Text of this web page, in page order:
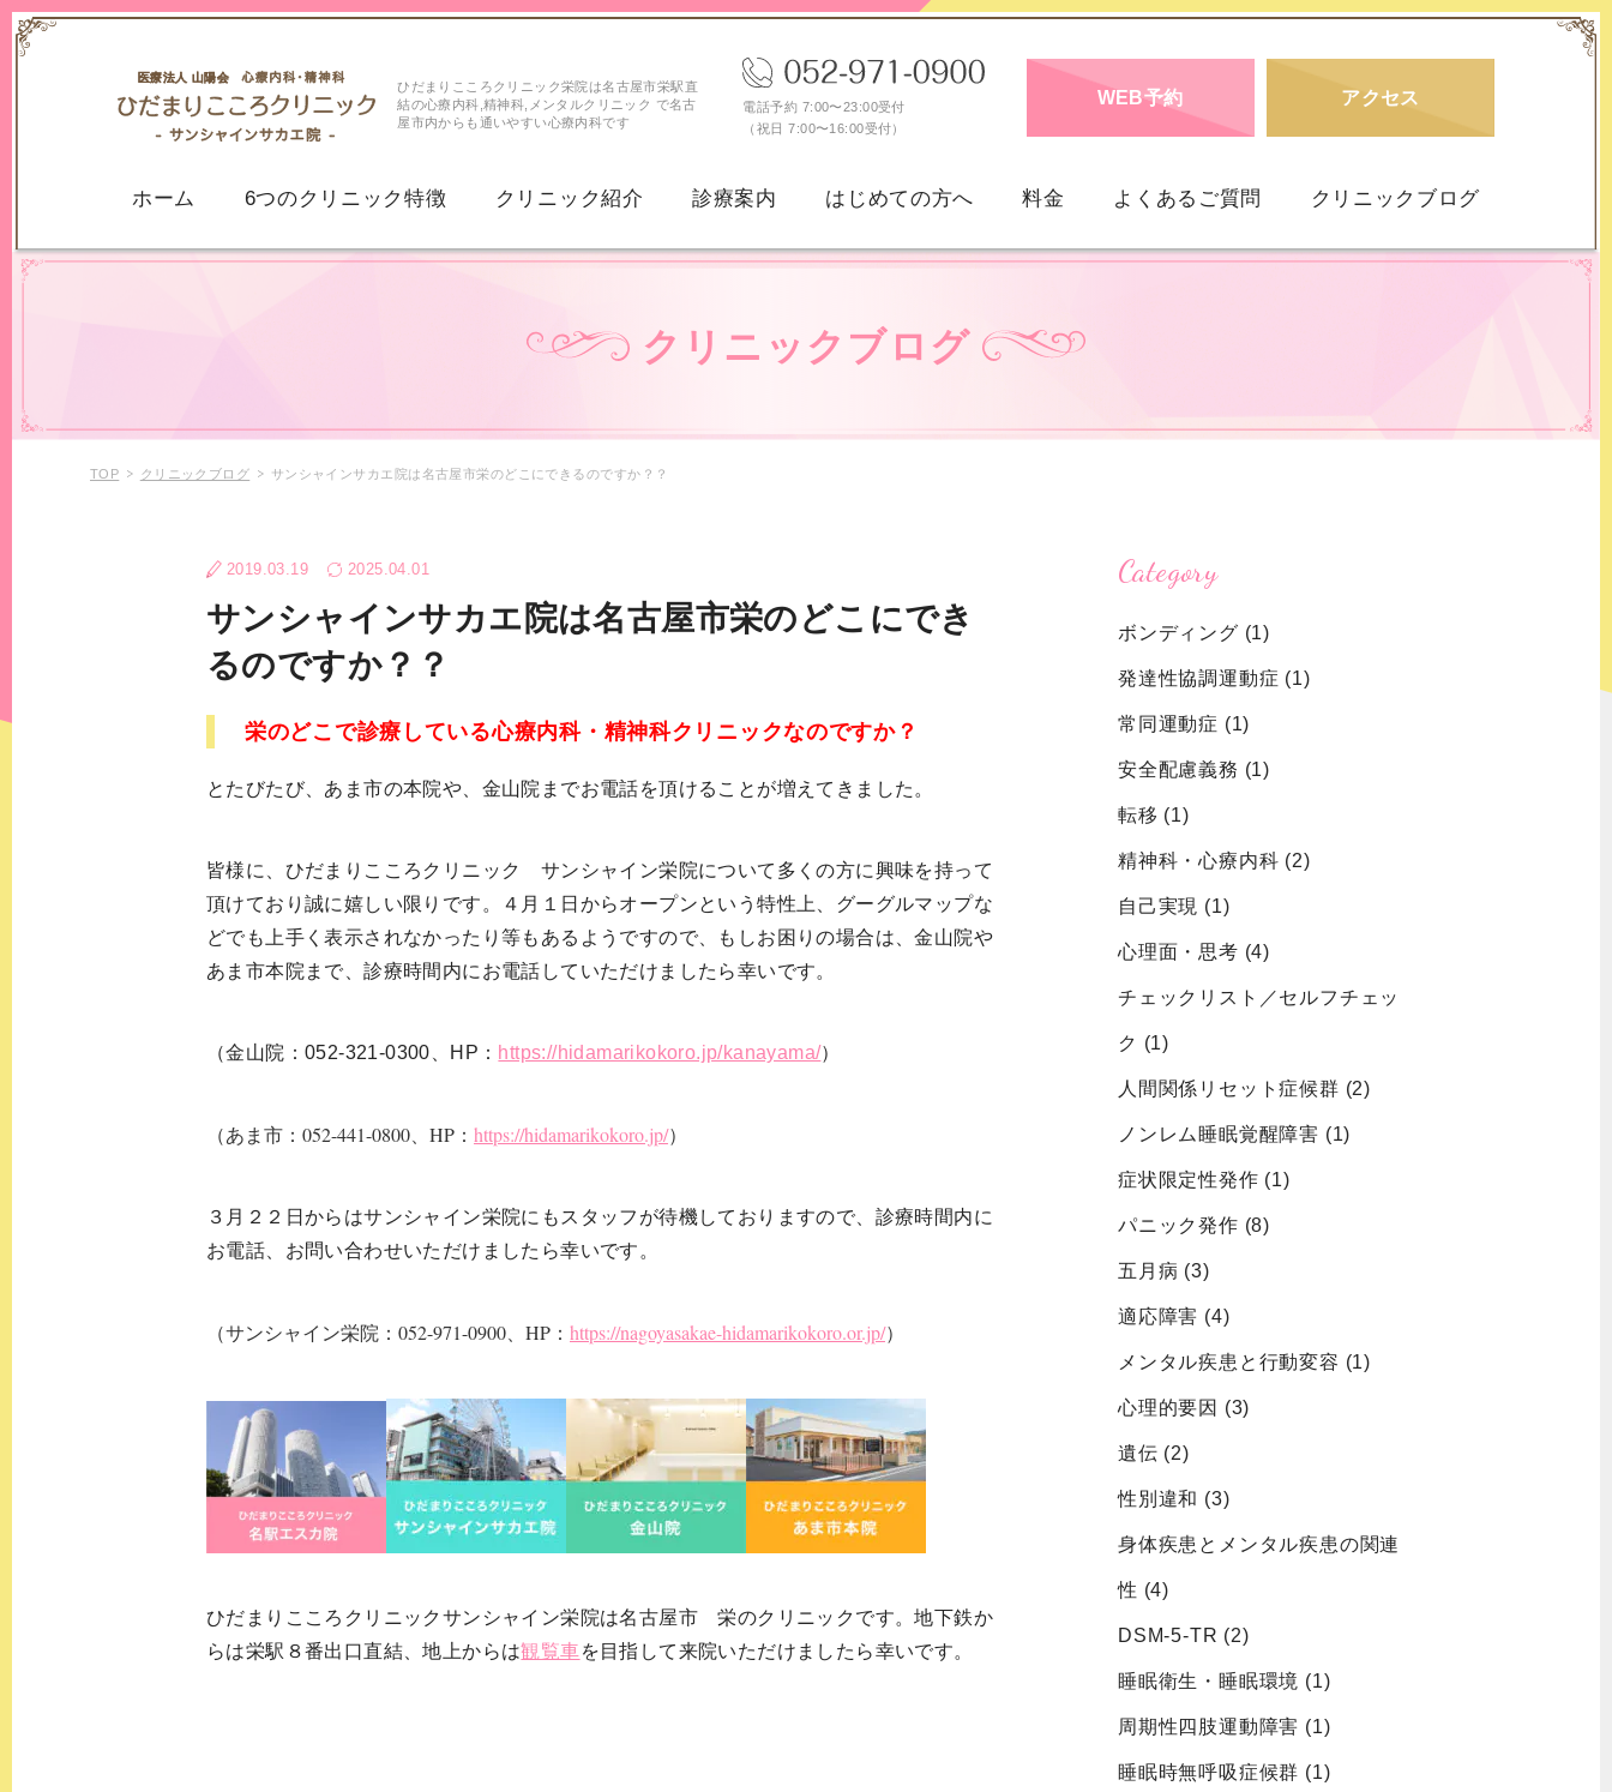
ひだまりこころクリニック栄院は名古屋市栄駅直
結の心療内科,精神科,メンタルクリニック で名古
屋市内からも通いやすい心療内科です
電話予約 7:00〜23:00受付
（祝日 7:00〜16:00受付）
WEB予約 アクセス
ホーム 6つのクリニック特徴 クリニック紹介 診療案内 はじめての方へ 料金 よくあるご質問 クリニックブログ
気分変調症・持続性抑うつ障害 月経前不快気分障害（PMDD）
適応障害 不眠症・睡眠障害 自律神経失調症 強迫性障害 認知症
月経前症候群（PMS）
むずむず脚
クリニックブログ
TOP クリニックブログ サンシャインサカエ院は名古屋市栄のどこにできるのですか？？
2019.03.19 2025.04.01
サンシャインサカエ院は名古屋市栄のどこにでき
るのですか？？
栄のどこで診療している心療内科・精神科クリニックなのですか？
とたびたび、あま市の本院や、金山院までお電話を頂けることが増えてきました。
皆様に、ひだまりこころクリニック サンシャイン栄院について多くの方に興味を持って
頂けており誠に嬉しい限りです。４月１日からオープンという特性上、グーグルマップな
どでも上手く表示されなかったり等もあるようですので、もしお困りの場合は、金山院や
あま市本院まで、診療時間内にお電話していただけましたら幸いです。
（金山院：052-321-0300、HP： https://hidamarikokoro.jp/kanayama/）
（あま市：052-441-0800、HP： https://hidamarikokoro.jp/）
３月２２日からはサンシャイン栄院にもスタッフが待機しておりますので、診療時間内に
お電話、お問い合わせいただけましたら幸いです。
（サンシャイン栄院：052-971-0900、HP： https://nagoyasakae-hidamarikokoro.or.jp/）
ひだまりこころクリニックサンシャイン栄院は名古屋市 栄のクリニックです。地下鉄か
らは栄駅８番出口直結、地上からは観覧車を目指して来院いただけましたら幸いです。
Category
ボンディング (1)
発達性協調運動症 (1)
常同運動症 (1)
安全配慮義務 (1)
転移 (1)
精神科・心療内科 (2)
自己実現 (1)
心理面・思考 (4)
チェックリスト／セルフチェッ
ク (1)
人間関係リセット症候群 (2)
ノンレム睡眠覚醒障害 (1)
症状限定性発作 (1)
パニック発作 (8)
五月病 (3)
適応障害 (4)
メンタル疾患と行動変容 (1)
心理的要因 (3)
遺伝 (2)
性別違和 (3)
身体疾患とメンタル疾患の関連
性 (4)
DSM-5-TR (2)
睡眠衛生・睡眠環境 (1)
周期性四肢運動障害 (1)
睡眠時無呼吸症候群 (1)